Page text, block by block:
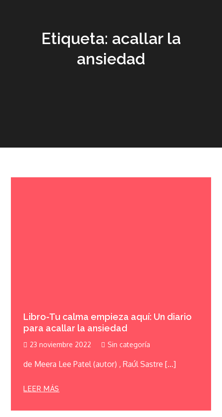
Etiqueta: acallar la
ansiedad
Libro-Tu calma empieza aquí: Un diario
para acallar la ansiedad
23 noviembre 2022 Sin categoría
de Meera Lee Patel (autor) , Raúl Sastre […]
LEER MÁS